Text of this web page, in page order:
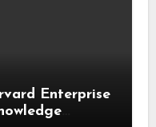
Enterprise